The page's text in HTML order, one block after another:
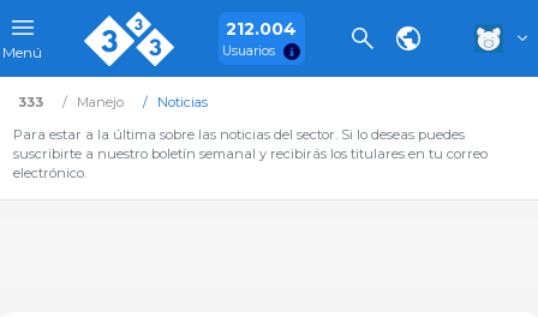
Menú
212.004
Usuarios
333 Manejo
Noticias
Para estar a la última sobre las noticias del sector. Si lo deseas puedes
suscribirte a nuestro boletín semanal y recibirás los titulares en tu correo
electrónico.